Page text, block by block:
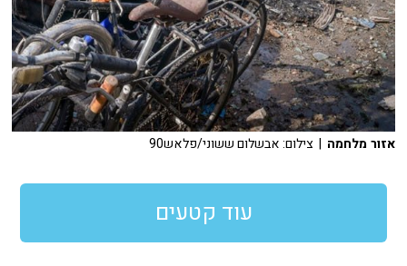
אזור מלחמה | צילום: אבשלום ששוני/פלאש90
עוד קטעים